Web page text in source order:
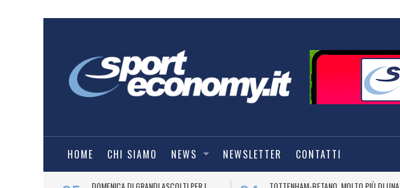
HOME CHI SIAMO NEWS NEWSLETTER CONTATTI